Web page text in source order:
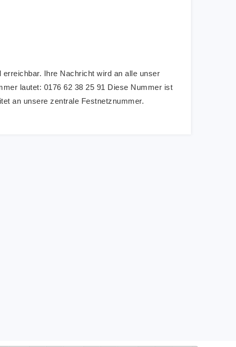
Ihre Nachricht wird an alle unser
lautet: 0176 62 38 25 91 Diese Nummer ist
an unsere zentrale Festnetznummer.